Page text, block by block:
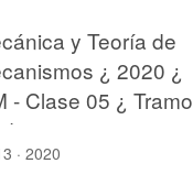
y Teoría de
¿ 2020 ¿
- Clase 05 ¿ Tramo
de 12
· 2020